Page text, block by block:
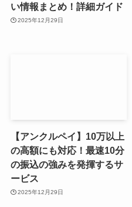
い情報まとめ！詳細ガイド
2025年12月29日
【アンクルペイ】10万以上
の高額にも対応！最速10分
の振込の強みを発揮するサ
ービス
2025年12月29日